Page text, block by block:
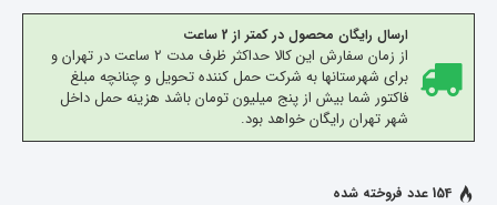
ارسال رایگان محصول در کمتر از 2 ساعت
از زمان سفارش این کالا حداکثر ظرف مدت 2 ساعت در تهران و
برای شهرستانها به شرکت حمل کننده تحویل و چنانچه مبلغ
فاکتور شما بیش از پنج میلیون تومان باشد هزینه حمل داخل
شهر تهران رایگان خواهد بود.
154 عدد فروخته شده